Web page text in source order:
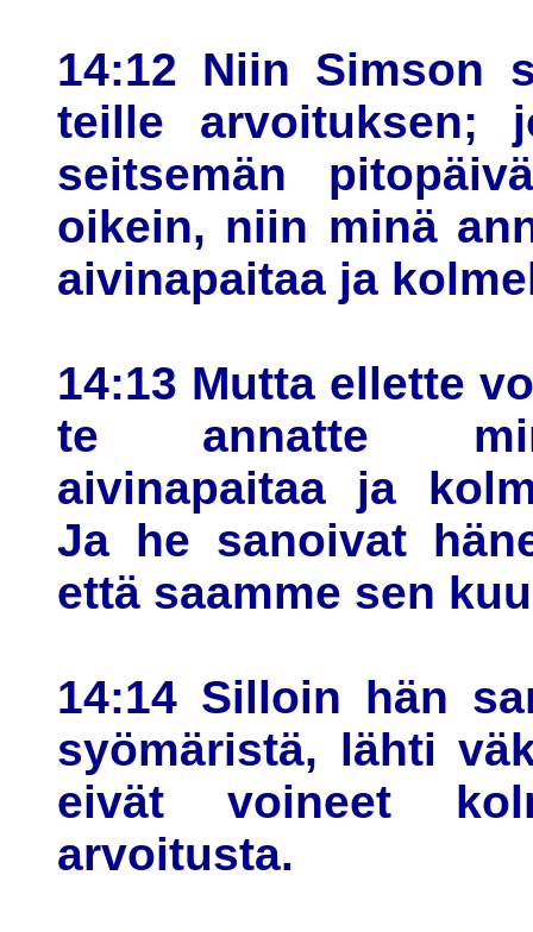
14:12 Niin Simson
teille arvoituksen;
seitsemän
oikein, niin minä
aivinapaitaa ja
14:13 Mutta ellette
te annatte
aivinapaitaa ja
Ja he sanoivat
että saamme sen
14:14 Silloin hän
syömäristä, lähti
eivät voineet
arvoitusta.